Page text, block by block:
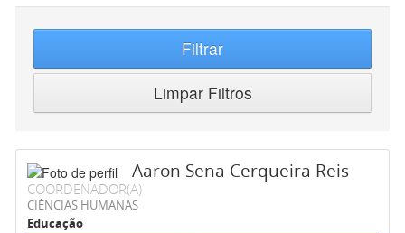
Filtrar
Limpar Filtros
Aaron Sena Cerqueira Reis
COORDENADOR(A)
CIÊNCIAS HUMANAS
Educação